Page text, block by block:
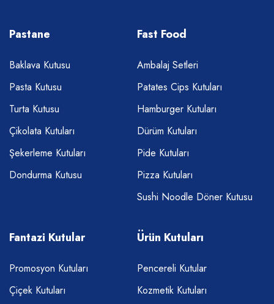
Pastane
Baklava Kutusu
Pasta Kutusu
Turta Kutusu
Çikolata Kutuları
Şekerleme Kutuları
Dondurma Kutusu
Fast Food
Ambalaj Setleri
Patates Cips Kutuları
Hamburger Kutuları
Dürüm Kutuları
Pide Kutuları
Pizza Kutuları
Sushi Noodle Döner Kutusu
Fantazi Kutular
Promosyon Kutuları
Çiçek Kutuları
Ürün Kutuları
Pencereli Kutular
Kozmetik Kutuları